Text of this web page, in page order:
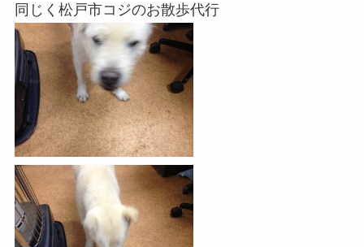
同じく松戸市コジのお散歩代行